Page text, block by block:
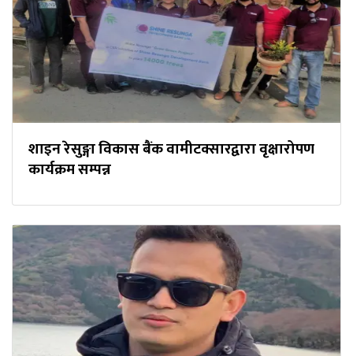
शाइन रेसुङ्गा विकास बैंक वामीटक्सारद्वारा वृक्षारोपण
कार्यक्रम सम्पन्न